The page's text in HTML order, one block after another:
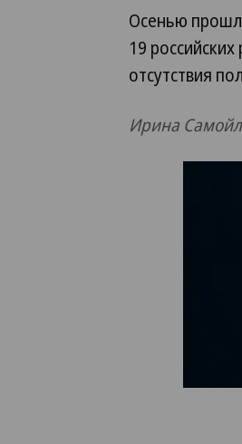
Осенью
19
отсутствия
Ирина